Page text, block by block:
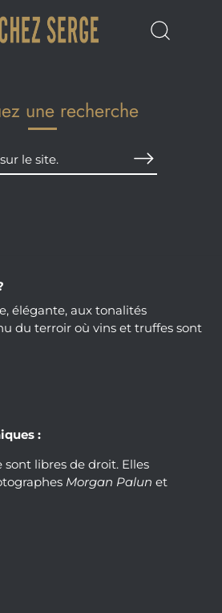
une recherche
élégante, aux tonalités
du terroir où vins et truffes sont
:
sont libres de droit. Elles
Morgan Palun et